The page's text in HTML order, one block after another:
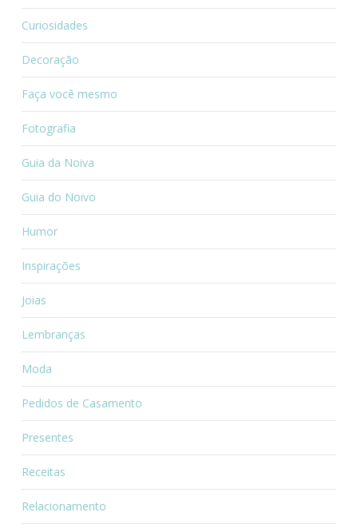
Curiosidades
Decoração
Faça você mesmo
Fotografia
Guia da Noiva
Guia do Noivo
Humor
Inspirações
Joias
Lembranças
Moda
Pedidos de Casamento
Presentes
Receitas
Relacionamento